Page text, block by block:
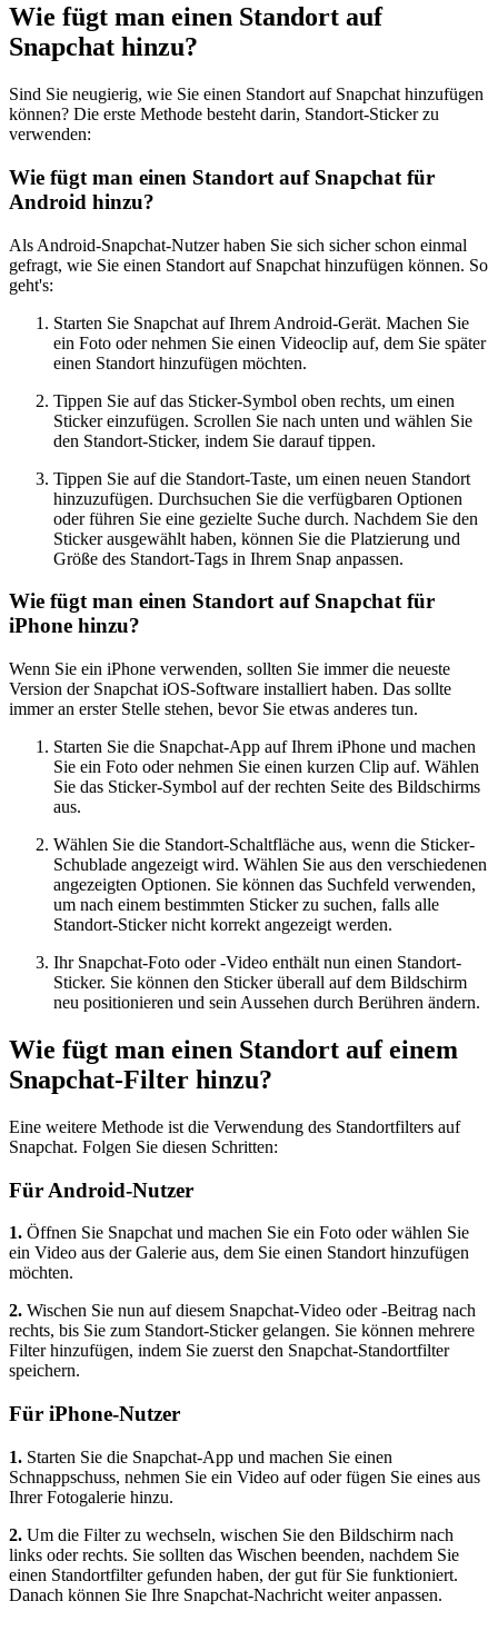
Wie fügt man einen Standort auf
Snapchat hinzu?
Sind Sie neugierig, wie Sie einen Standort auf Snapchat hinzufügen
können? Die erste Methode besteht darin, Standort-Sticker zu
verwenden:
Wie fügt man einen Standort auf Snapchat für
Android hinzu?
Als Android-Snapchat-Nutzer haben Sie sich sicher schon einmal
gefragt, wie Sie einen Standort auf Snapchat hinzufügen können. So
geht's:
Starten Sie Snapchat auf Ihrem Android-Gerät. Machen Sie
ein Foto oder nehmen Sie einen Videoclip auf, dem Sie später
einen Standort hinzufügen möchten.
Tippen Sie auf das Sticker-Symbol oben rechts, um einen
Sticker einzufügen. Scrollen Sie nach unten und wählen Sie
den Standort-Sticker, indem Sie darauf tippen.
Tippen Sie auf die Standort-Taste, um einen neuen Standort
hinzuzufügen. Durchsuchen Sie die verfügbaren Optionen
oder führen Sie eine gezielte Suche durch. Nachdem Sie den
Sticker ausgewählt haben, können Sie die Platzierung und
Größe des Standort-Tags in Ihrem Snap anpassen.
Wie fügt man einen Standort auf Snapchat für
iPhone hinzu?
Wenn Sie ein iPhone verwenden, sollten Sie immer die neueste
Version der Snapchat iOS-Software installiert haben. Das sollte
immer an erster Stelle stehen, bevor Sie etwas anderes tun.
Starten Sie die Snapchat-App auf Ihrem iPhone und machen
Sie ein Foto oder nehmen Sie einen kurzen Clip auf. Wählen
Sie das Sticker-Symbol auf der rechten Seite des Bildschirms
aus.
Wählen Sie die Standort-Schaltfläche aus, wenn die Sticker-
Schublade angezeigt wird. Wählen Sie aus den verschiedenen
angezeigten Optionen. Sie können das Suchfeld verwenden,
um nach einem bestimmten Sticker zu suchen, falls alle
Standort-Sticker nicht korrekt angezeigt werden.
Ihr Snapchat-Foto oder -Video enthält nun einen Standort-
Sticker. Sie können den Sticker überall auf dem Bildschirm
neu positionieren und sein Aussehen durch Berühren ändern.
Wie fügt man einen Standort auf einem
Snapchat-Filter hinzu?
Eine weitere Methode ist die Verwendung des Standortfilters auf
Snapchat. Folgen Sie diesen Schritten:
Für Android-Nutzer
1. Öffnen Sie Snapchat und machen Sie ein Foto oder wählen Sie
ein Video aus der Galerie aus, dem Sie einen Standort hinzufügen
möchten.
2. Wischen Sie nun auf diesem Snapchat-Video oder -Beitrag nach
rechts, bis Sie zum Standort-Sticker gelangen. Sie können mehrere
Filter hinzufügen, indem Sie zuerst den Snapchat-Standortfilter
speichern.
Für iPhone-Nutzer
1. Starten Sie die Snapchat-App und machen Sie einen
Schnappschuss, nehmen Sie ein Video auf oder fügen Sie eines aus
Ihrer Fotogalerie hinzu.
2. Um die Filter zu wechseln, wischen Sie den Bildschirm nach
links oder rechts. Sie sollten das Wischen beenden, nachdem Sie
einen Standortfilter gefunden haben, der gut für Sie funktioniert.
Danach können Sie Ihre Snapchat-Nachricht weiter anpassen.